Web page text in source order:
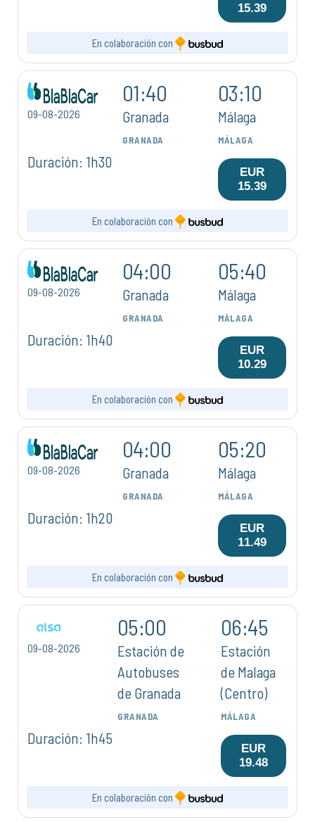
15.39
En colaboración con
09-08-2026
01:40
Granada
GRANADA
03:10
Málaga
MÁLAGA
Duración: 1h30
EUR
15.39
En colaboración con
09-08-2026
04:00
Granada
GRANADA
05:40
Málaga
MÁLAGA
Duración: 1h40
EUR
10.29
En colaboración con
09-08-2026
04:00
Granada
GRANADA
05:20
Málaga
MÁLAGA
Duración: 1h20
EUR
11.49
En colaboración con
09-08-2026
05:00
Estación de
Autobuses
de Granada
GRANADA
06:45
Estación
de Malaga
(Centro)
MÁLAGA
Duración: 1h45
EUR
19.48
En colaboración con